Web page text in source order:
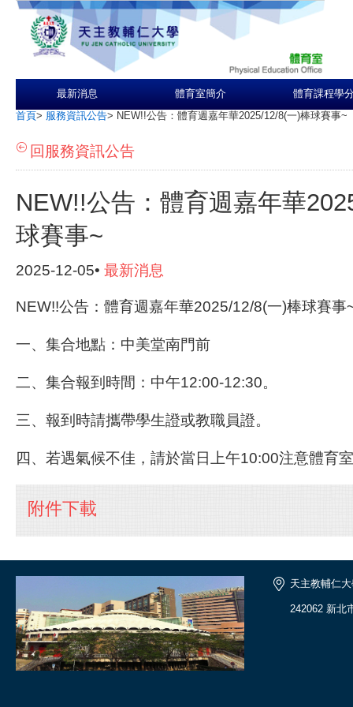
最新消息 體育室簡介 體育課程學
首頁> 服務資訊公告> NEW!!公告：體育週嘉年華2025/12/8(一)棒球賽事~
回服務資訊公告
NEW!!公告：體育週嘉年華
球賽事~
2025-12-05• 最新消息
NEW!!公告：體育週嘉年華2025/12/8(一)棒球賽事
一、集合地點：中美堂南門前
二、集合報到時間：中午12:00-12:30。
三、報到時請攜帶學生證或教職員證。
四、若遇氣候不佳，請於當日上午10:00注意體育
附件下載
天主教輔仁
242062 新北